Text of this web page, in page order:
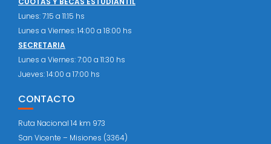
Lunes: 7:15 a 11:15 hs
Lunes a Viernes: 14:00 a 18:00 hs
SECRETARIA
Lunes a Viernes: 7:00 a 11:30 hs
Jueves: 14:00 a 17:00 hs
CONTACTO
Ruta Nacional 14 km 973
San Vicente – Misiones (3364)